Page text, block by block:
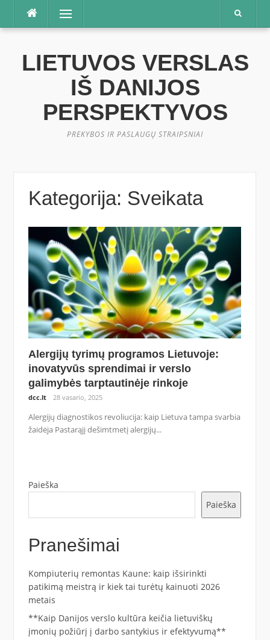
Praleisti
Meniu
LIETUVOS VERSLAS
IŠ DANIJOS
PERSPEKTYVOS
PREKYBOS IR PASLAUGŲ STRAIPSNIAI
Kategorija: Sveikata
Alergijų tyrimų programos Lietuvoje:
inovatyvūs sprendimai ir verslo
galimybės tarptautinėje rinkoje
dcc.lt 28 vasario, 2025
Alergijų diagnostikos revoliucija: kaip Lietuva tampa svarbia
žaidėja Pastarąjį dešimtmetį alergijų...
Paieška
Paieška
Pranešimai
Kompiuterių remontas Kaune: kaip išsirinkti
patikimą meistrą ir kiek tai turėtų kainuoti 2026
metais
**Kaip Danijos verslo kultūra keičia lietuviškų
įmonių požiūrį į darbo santykius ir efektyvumą**